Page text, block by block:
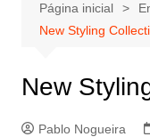
Página inicial
New Styling
New
Pablo Nogueira